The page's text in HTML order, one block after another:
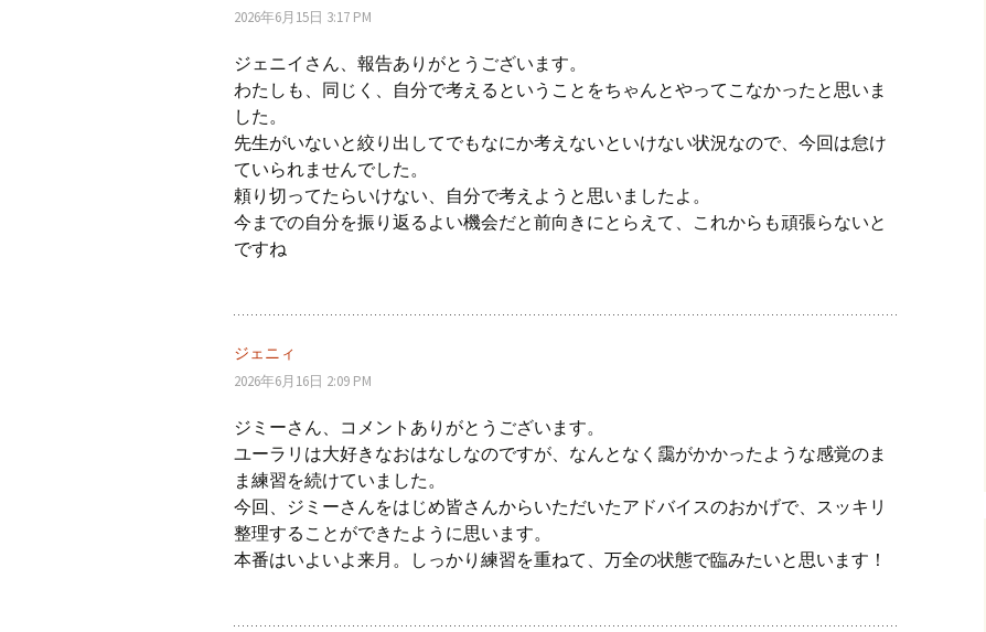
2026年6月15日 3:17 PM
ジェニイさん、報告ありがとうございます。
わたしも、同じく、自分で考えるということをちゃんとやってこなかったと思いま
した。
先生がいないと絞り出してでもなにか考えないといけない状況なので、今回は怠け
ていられませんでした。
頼り切ってたらいけない、自分で考えようと思いましたよ。
今までの自分を振り返るよい機会だと前向きにとらえて、これからも頑張らないと
ですね
ジェニィ
2026年6月16日 2:09 PM
ジミーさん、コメントありがとうございます。
ユーラリは大好きなおはなしなのですが、なんとなく靄がかかったような感覚のま
ま練習を続けていました。
今回、ジミーさんをはじめ皆さんからいただいたアドバイスのおかげで、スッキリ
整理することができたように思います。
本番はいよいよ来月。しっかり練習を重ねて、万全の状態で臨みたいと思います！